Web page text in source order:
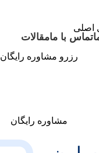
اصلی
تماس با مامقالات
رزرو مشاوره رایگان
مشاوره رایگان